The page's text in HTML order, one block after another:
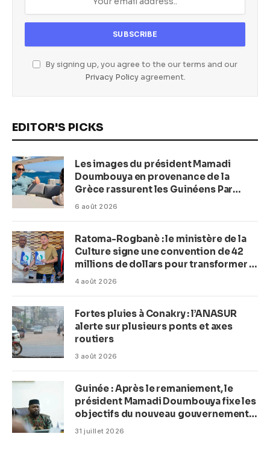
By signing up, you agree to the our terms and our
Privacy Policyagreement.
EDITOR'S PICKS
Les images du président Mamadi
Doumbouya en provenance de la
Grèce rassurent les Guinéens Par
(Macka Baldé)
6 août 2026
Ratoma-Rogbanè : le ministère de la
Culture signe une convention de 42
millions de dollars pour transformer la
plage en complexe balnéaire
4 août 2026
Fortes pluies à Conakry : l’ANASUR
alerte sur plusieurs ponts et axes
routiers
3 août 2026
Guinée : Après le remaniement, le
président Mamadi Doumbouya fixe les
objectifs du nouveau gouvernement
(CM)
31 juillet 2026